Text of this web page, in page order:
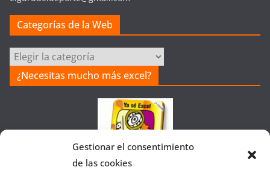
Gestionar el consentimiento
de las cookies
Categorías de la Web
Categorías
la
¿Necesitas mucho más excel?